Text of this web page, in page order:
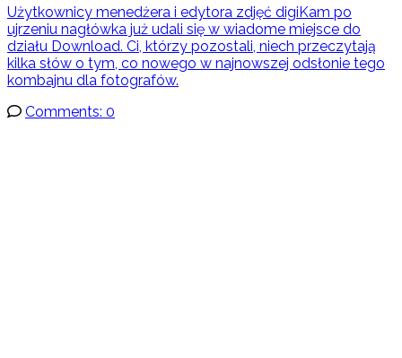
Użytkownicy menedżera i edytora zdjęć digiKam po
ujrzeniu nagłówka już udali się w wiadome miejsce do
działu Download. Ci, którzy pozostali, niech przeczytają
kilka słów o tym, co nowego w najnowszej odsłonie tego
kombajnu dla fotografów.
Comments: 0